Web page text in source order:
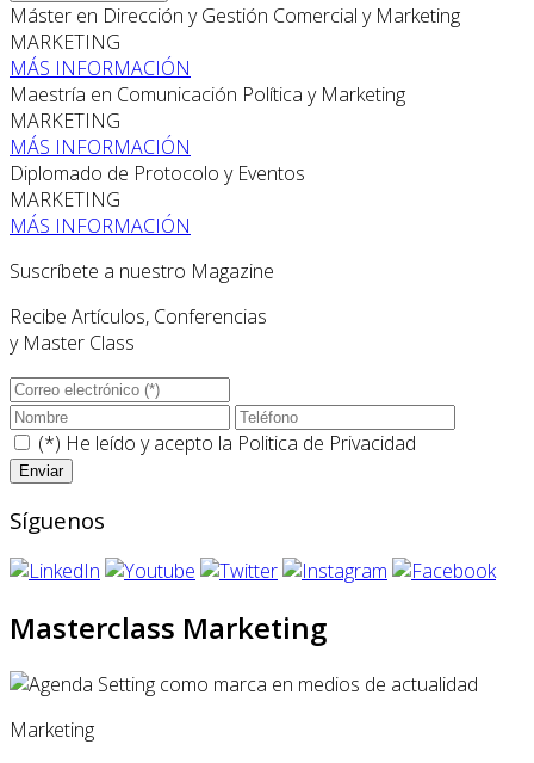
Máster en Dirección y Gestión Comercial y Marketing
MARKETING
MÁS INFORMACIÓN
Maestría en Comunicación Política y Marketing
MARKETING
MÁS INFORMACIÓN
Diplomado de Protocolo y Eventos
MARKETING
MÁS INFORMACIÓN
Suscríbete a nuestro Magazine
Recibe Artículos, Conferencias
y Master Class
(*) He leído y acepto la Politica de Privacidad
Síguenos
Masterclass Marketing
Marketing